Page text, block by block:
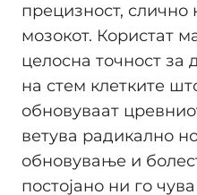
прецизност, слично
мозокот. Користат
целосна точност за
на стем клетките
обновуваат
ветува радикално
обновување и
постојано ни го